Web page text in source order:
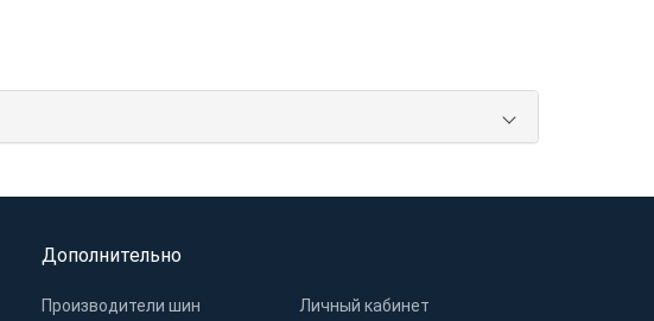
Дополнительно
Производители шин Личный кабинет